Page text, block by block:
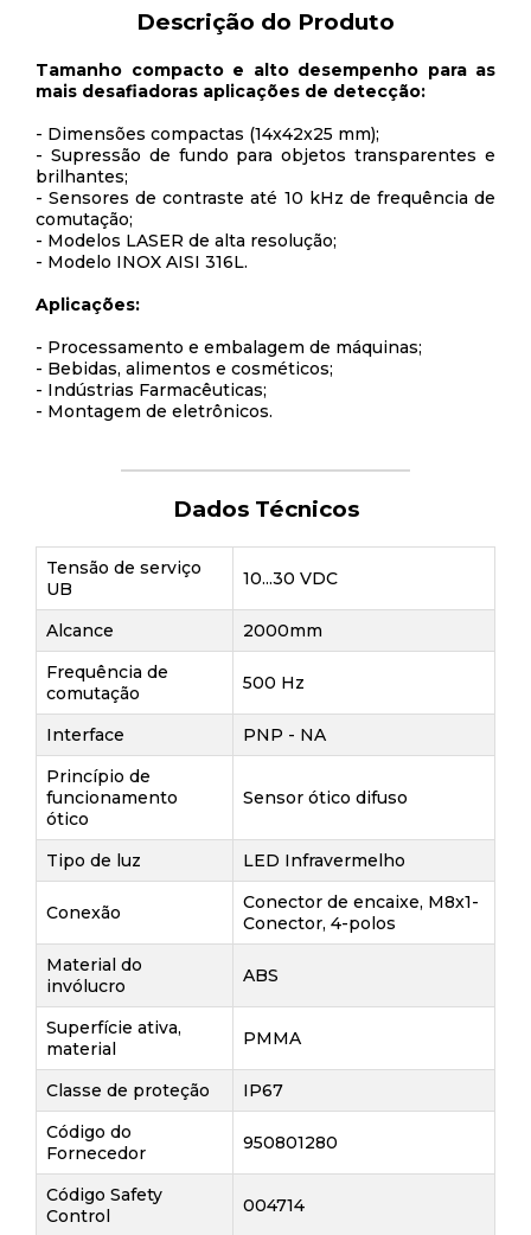
Descrição do Produto
Tamanho compacto e alto desempenho para as
mais desafiadoras aplicações de detecção:
- Dimensões compactas (14x42x25 mm);
- Supressão de fundo para objetos transparentes e
brilhantes;
- Sensores de contraste até 10 kHz de frequência de
comutação;
- Modelos LASER de alta resolução;
- Modelo INOX AISI 316L.
Aplicações:
- Processamento e embalagem de máquinas;
- Bebidas, alimentos e cosméticos;
- Indústrias Farmacêuticas;
- Montagem de eletrônicos.
Dados Técnicos
Tensão de serviço
UB
10...30 VDC
Alcance
2000mm
Frequência de
comutação
500 Hz
Interface
PNP - NA
Princípio de
funcionamento
ótico
Sensor ótico difuso
Tipo de luz LED Infravermelho
Conexão
Conector de encaixe, M8x1-
Conector, 4-polos
Material do
invólucro
ABS
Superfície ativa,
material
PMMA
Classe de proteção
IP67
Código do
Fornecedor
950801280
Código Safety
Control
004714